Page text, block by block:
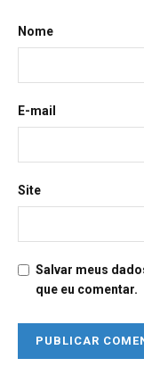
Nome
E-mail
Site
Salvar meus
que eu comentar.